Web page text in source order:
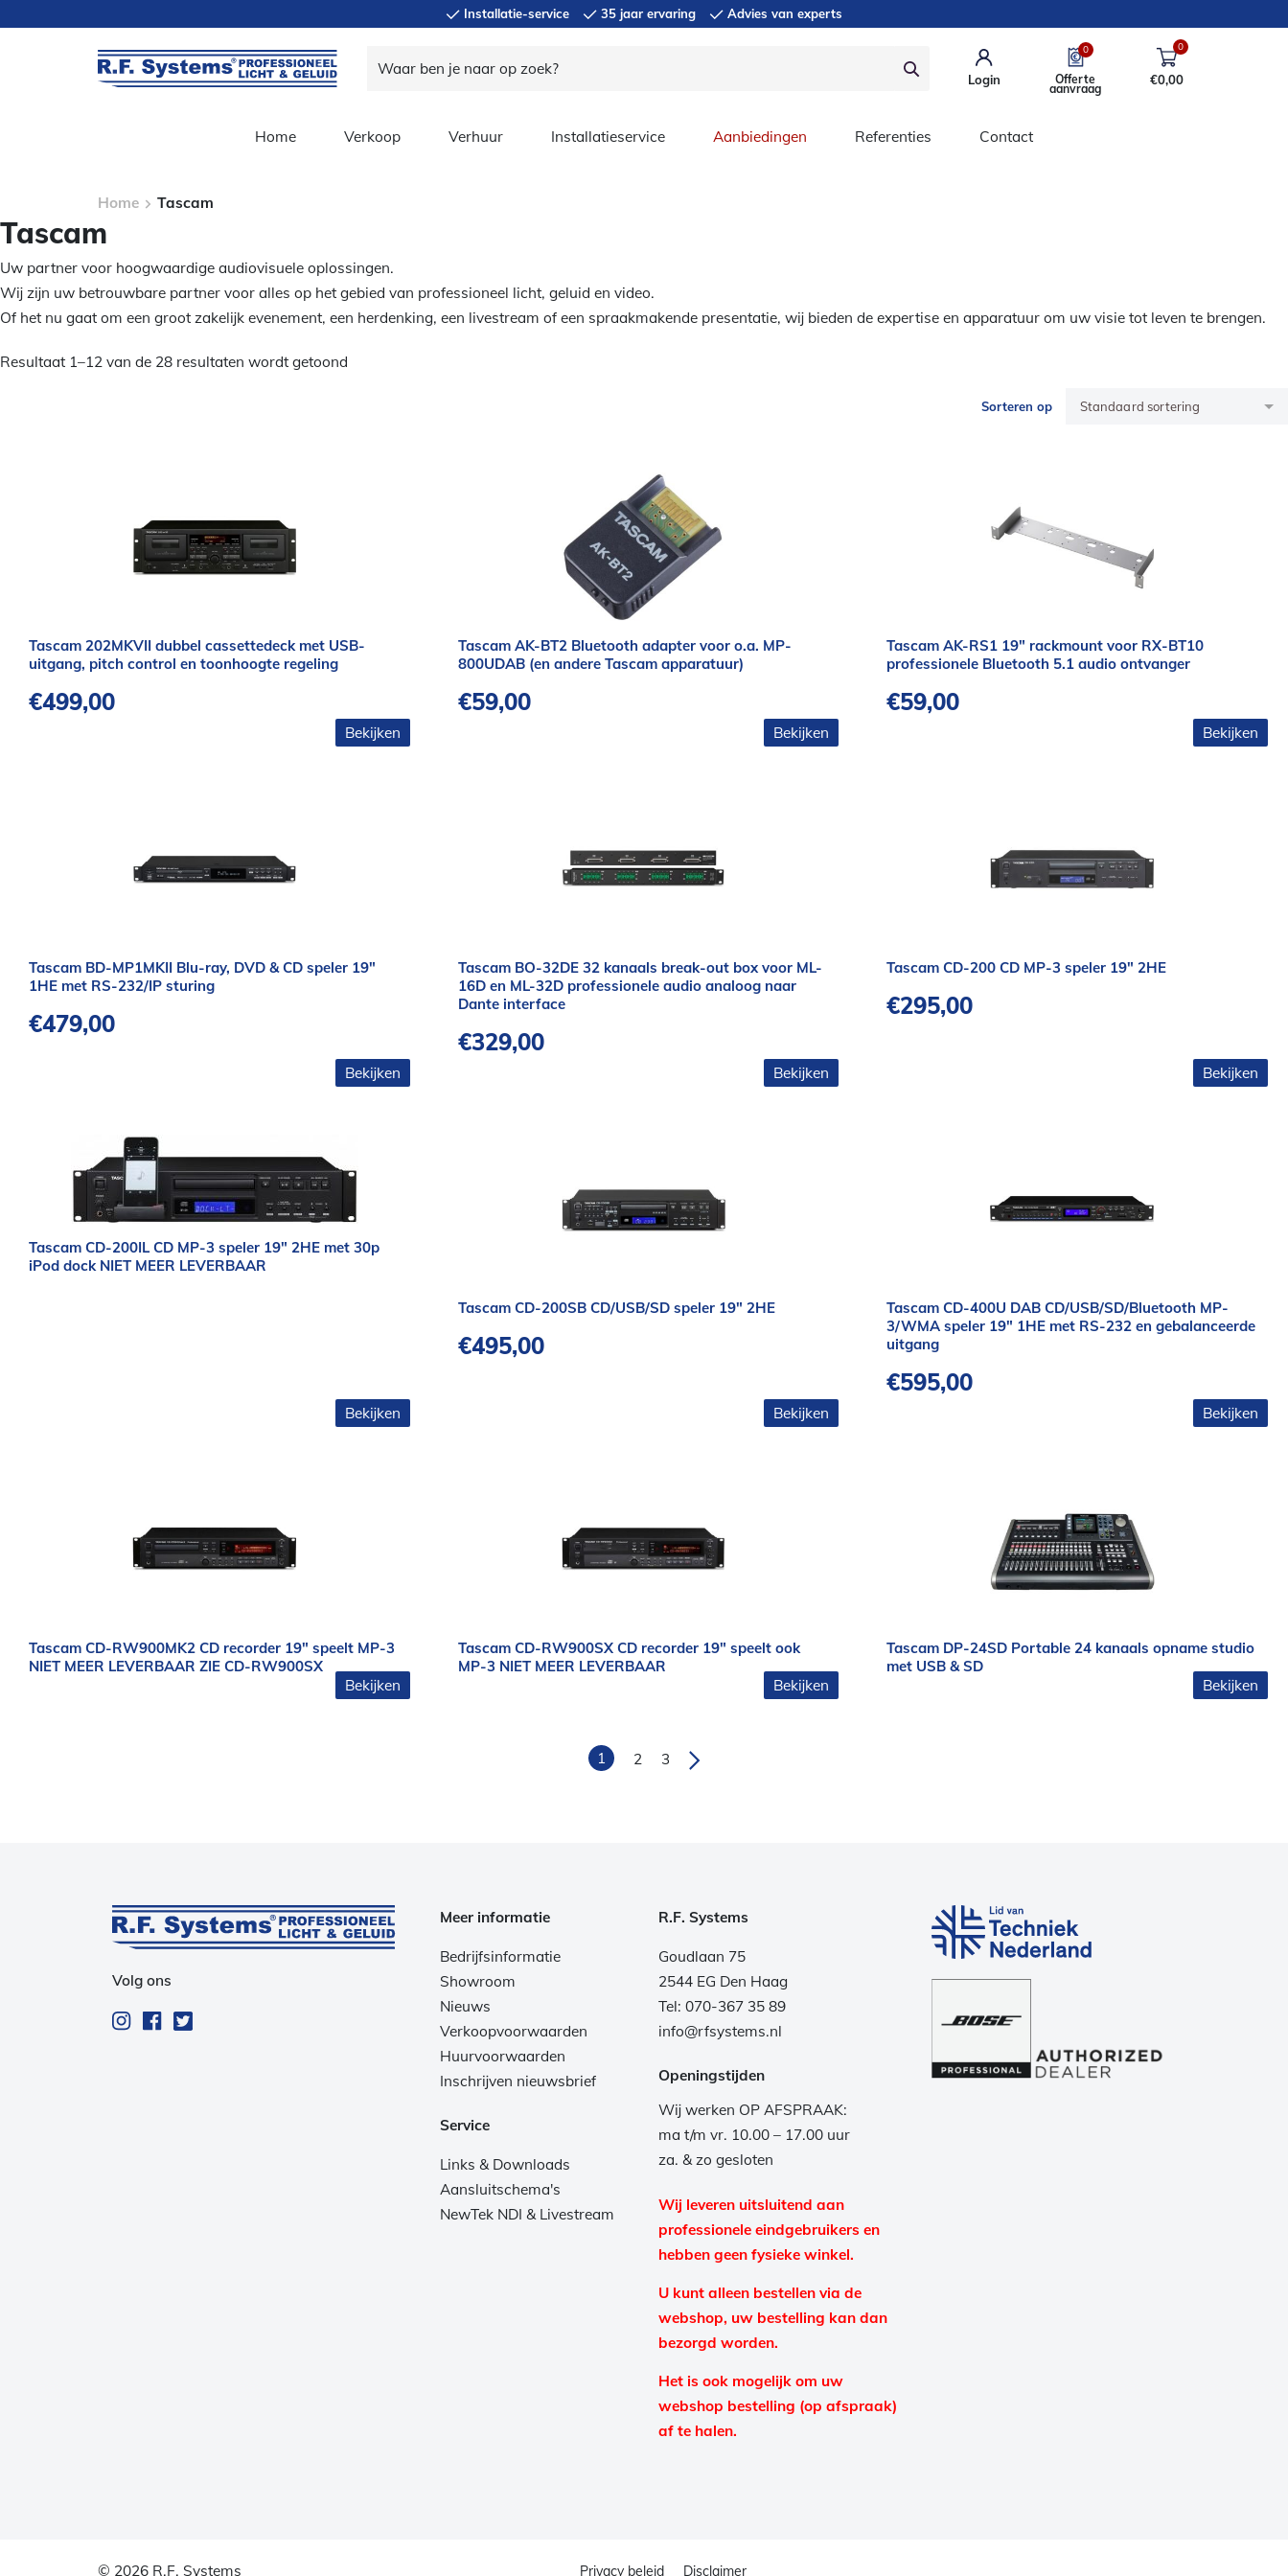
Installatie-service 35 jaar ervaring Advies van experts
Login
0
Offerte
aanvraag
0
€0,00
Home Verkoop Verhuur Installatieservice Aanbiedingen Referenties Contact
Home Tascam
Tascam
Uw partner voor hoogwaardige audiovisuele oplossingen.
Wij zijn uw betrouwbare partner voor alles op het gebied van professioneel licht, geluid en video.
Of het nu gaat om een groot zakelijk evenement, een herdenking, een livestream of een spraakmakende presentatie, wij bieden de expertise en apparatuur om uw visie tot leven te brengen.
Resultaat 1–12 van de 28 resultaten wordt getoond
Sorteren op
Tascam 202MKVII dubbel cassettedeck met USB-
uitgang, pitch control en toonhoogte regeling
€499,00
Bekijken
Tascam AK-BT2 Bluetooth adapter voor o.a. MP-
800UDAB (en andere Tascam apparatuur)
€59,00
Bekijken
Tascam AK-RS1 19″ rackmount voor RX-BT10
professionele Bluetooth 5.1 audio ontvanger
€59,00
Bekijken
Tascam BD-MP1MKII Blu-ray, DVD & CD speler 19″
1HE met RS-232/IP sturing
€479,00
Bekijken
Tascam BO-32DE 32 kanaals break-out box voor ML-
16D en ML-32D professionele audio analoog naar
Dante interface
€329,00
Bekijken
Tascam CD-200 CD MP-3 speler 19″ 2HE
€295,00
Bekijken
Tascam CD-200IL CD MP-3 speler 19″ 2HE met 30p
iPod dock NIET MEER LEVERBAAR
Bekijken
Tascam CD-200SB CD/USB/SD speler 19″ 2HE
€495,00
Bekijken
Tascam CD-400U DAB CD/USB/SD/Bluetooth MP-
3/WMA speler 19″ 1HE met RS-232 en gebalanceerde
uitgang
€595,00
Bekijken
Tascam CD-RW900MK2 CD recorder 19″ speelt MP-3
NIET MEER LEVERBAAR ZIE CD-RW900SX
Bekijken
Tascam CD-RW900SX CD recorder 19″ speelt ook
MP-3 NIET MEER LEVERBAAR
Bekijken
Tascam DP-24SD Portable 24 kanaals opname studio
met USB & SD
Bekijken
1 2 3
Volg ons
Meer informatie
Bedrijfsinformatie
Showroom
Nieuws
Verkoopvoorwaarden
Huurvoorwaarden
Inschrijven nieuwsbrief
Service
Links & Downloads
Aansluitschema's
NewTek NDI & Livestream
R.F. Systems
Goudlaan 75
2544 EG Den Haag
Tel: 070-367 35 89
info@rfsystems.nl
Openingstijden
Wij werken OP AFSPRAAK:
ma t/m vr. 10.00 – 17.00 uur
za. & zo gesloten
Wij leveren uitsluitend aan
professionele eindgebruikers en
hebben geen fysieke winkel.
U kunt alleen bestellen via de
webshop, uw bestelling kan dan
bezorgd worden.
Het is ook mogelijk om uw
webshop bestelling (op afspraak)
af te halen.
© 2026 R.F. Systems Privacy beleid Disclaimer